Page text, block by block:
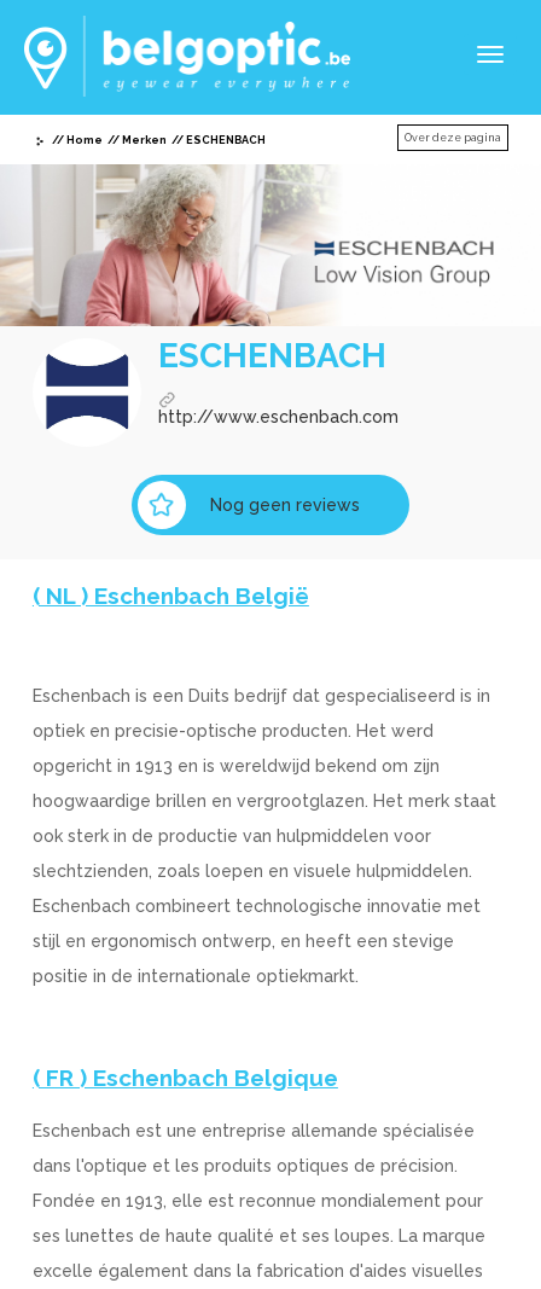
Home Merken ESCHENBACH Over deze pagina
ESCHENBACH
http://www.eschenbach.com
Nog geen reviews
( NL ) Eschenbach België
Eschenbach is een Duits bedrijf dat gespecialiseerd is in
optiek en precisie-optische producten. Het werd
opgericht in 1913 en is wereldwijd bekend om zijn
hoogwaardige brillen en vergrootglazen. Het merk staat
ook sterk in de productie van hulpmiddelen voor
slechtzienden, zoals loepen en visuele hulpmiddelen.
Eschenbach combineert technologische innovatie met
stijl en ergonomisch ontwerp, en heeft een stevige
positie in de internationale optiekmarkt.
( FR ) Eschenbach Belgique
Eschenbach est une entreprise allemande spécialisée
dans l'optique et les produits optiques de précision.
Fondée en 1913, elle est reconnue mondialement pour
ses lunettes de haute qualité et ses loupes. La marque
excelle également dans la fabrication d'aides visuelles